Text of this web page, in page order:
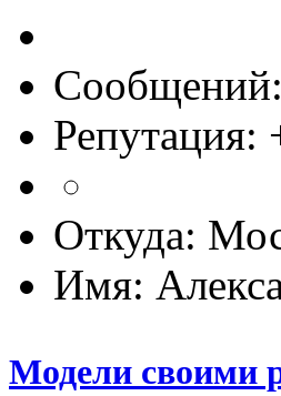
Репутация:
Откуда:
Имя:
Модели своими